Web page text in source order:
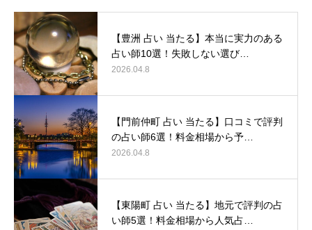
【豊洲 占い 当たる】本当に実力のある
占い師10選！失敗しない選び…
2026.04.8
【門前仲町 占い 当たる】口コミで評判
の占い師6選！料金相場から予…
2026.04.8
【東陽町 占い 当たる】地元で評判の占
い師5選！料金相場から人気占…